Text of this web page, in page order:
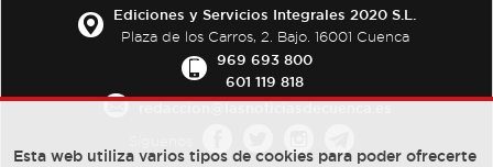
Ediciones y Servicios Integrales 2020 S.L.
Plaza de los Carros, 2. Bajo. 16001 Cuenca
969 693 800
601 119 818
Esta web utiliza varios tipos de cookies para poder ofrecerte